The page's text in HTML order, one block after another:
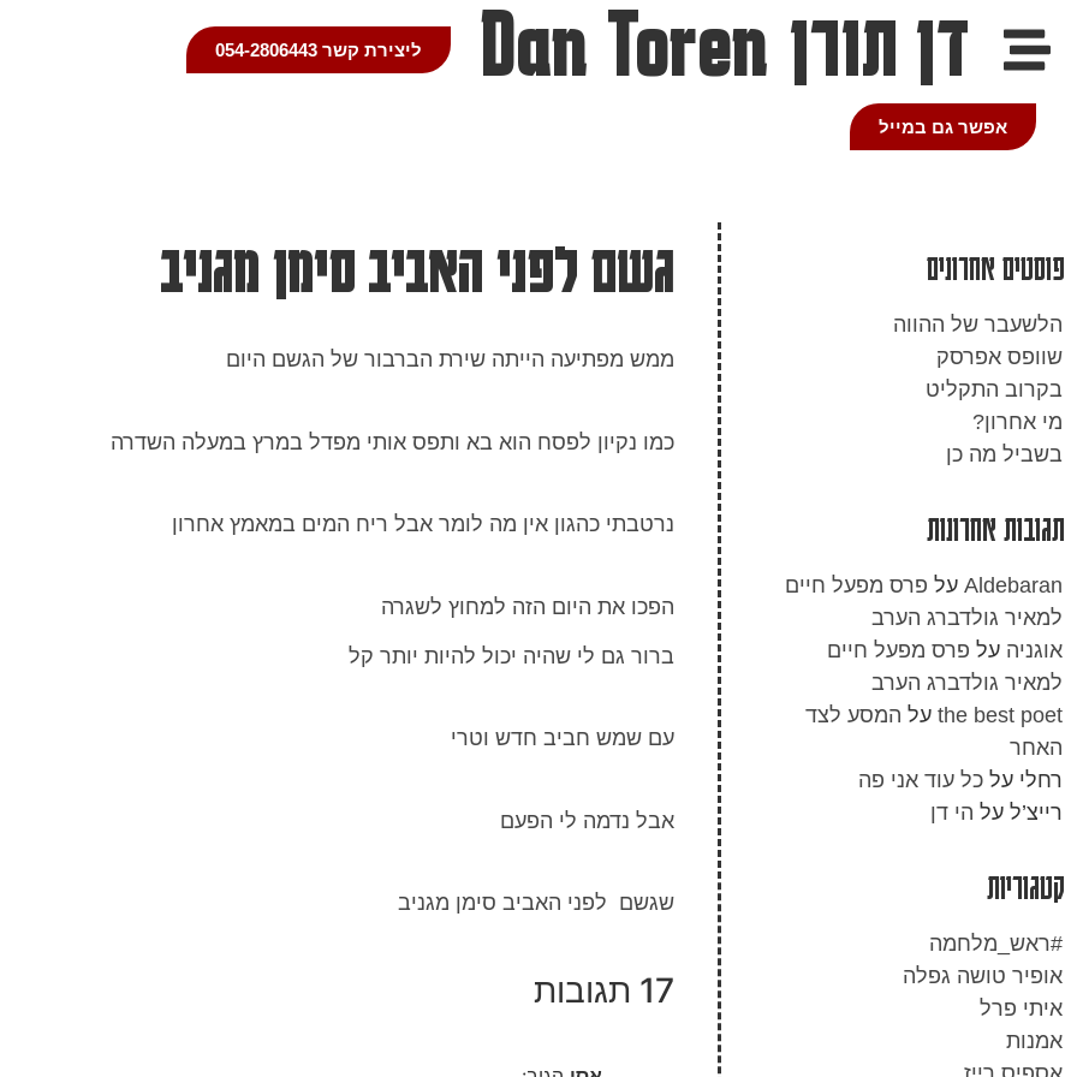
דן תורן Dan Toren ליצירת קשר 054-2806443
אפשר גם במייל
פוסטים אחרונים
הלשעבר של ההווה
שוופס אפרסק
בקרוב התקליט
מי אחרון?
בשביל מה כן
תגובות אחרונות
Aldebaran על פרס מפעל חיים
למאיר גולדברג הערב
אוגניה על פרס מפעל חיים
למאיר גולדברג הערב
the best poet על המסע לצד
האחר
רחלי על כל עוד אני פה
רייצ’ל על הי דן
קטגוריות
#ראש_מלחמה
אופיר טושה גפלה
איתי פרל
אמנות
גשם לפני האביב סימן מגניב
ממש מפתיעה הייתה שירת הברבור של הגשם היום
כמו נקיון לפסח הוא בא ותפס אותי מפדל במרץ במעלה השדרה
נרטבתי כהגון אין מה לומר אבל ריח המים במאמץ אחרון
הפכו את היום הזה למחוץ לשגרה
ברור גם לי שהיה יכול להיות יותר קל
עם שמש חביב חדש וטרי
אבל נדמה לי הפעם
שגשם לפני האביב סימן מגניב
17 תגובות